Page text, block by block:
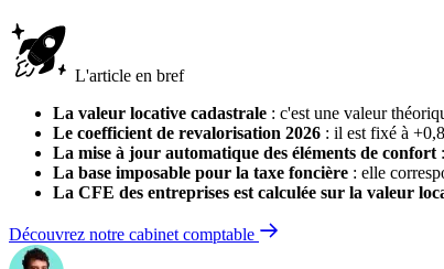
L'article en bref
La valeur locative cadastrale : c'est une valeur
Le coefficient de revalorisation 2026 : il est fixé à
La mise à jour automatique des éléments de confort
La base imposable pour la taxe foncière : elle
La CFE des entreprises est calculée sur la valeur
Découvrez notre cabinet comptable